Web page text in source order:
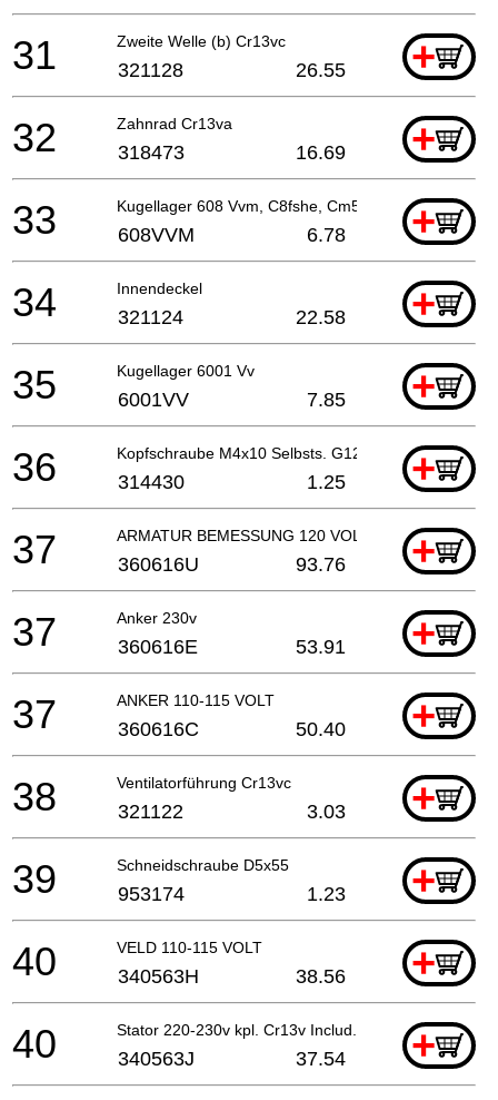
Zweite Welle (b) Cr13vc +
31 321128 26.55
Zahnrad Cr13va +
32 318473 16.69
Kugellager 608 Vvm, C8fshe, Cm5sb, C8fse, H41mb
+
33 608VVM 6.78
Innendeckel +
34 321124 22.58
Kugellager 6001 Vv +
35 6001VV 7.85
Kopfschraube M4x10 Selbsts. G12sr +
36 314430 1.25
ARMATUR BEMESSUNG 120 VOLT +
37 360616U 93.76
Anker 230v +
37 360616E 53.91
ANKER 110-115 VOLT +
37 360616C 50.40
Ventilatorführung Cr13vc +
38 321122 3.03
Schneidschraube D5x55 +
39 953174 1.23
VELD 110-115 VOLT +
40 340563H 38.56
Stator 220-230v kpl. Cr13v Includ.61 +
40 340563J 37.54